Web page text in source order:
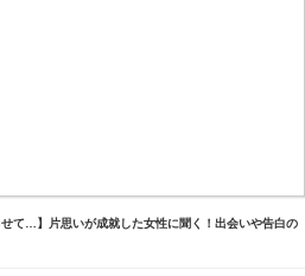
せて…】片思いが成就した女性に聞く！出会いや告白の